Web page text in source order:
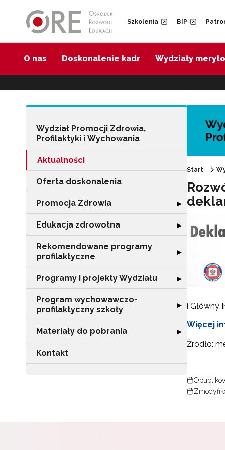
Szkolenia BIP
O nas Doskonalenie kadr Wydziały
Wydział Promocji Zdrowia,
Profilaktyki i Wychowania
Aktualności
Oferta doskonalenia
Promocja Zdrowia Rozwiń sekcję
▶
Edukacja zdrowotna Rozwiń sekcję
▶
Rekomendowane programy
profilaktyczne
Rozwiń sekcję
▶
Programy i projekty Wydziału Rozwiń sekcję
▶
Program wychowawczo-
profilaktyczny szkoły
Rozwiń sekcję
▶
Materiały do pobrania Rozwiń sekcję
▶
Kontakt
Start
i Główny
Więcej
Źródło: